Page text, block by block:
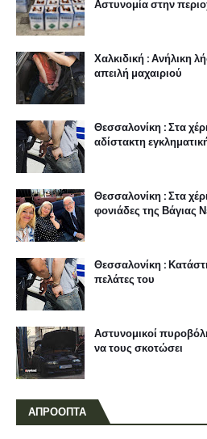
Αστυνομία στην
Χαλκιδική : Ανήλικη
απειλή μαχαιριού
Θεσσαλονίκη : Στα
αδίστακτη
Θεσσαλονίκη : Στα
φονιάδες της Βάγιας
Θεσσαλονίκη :
πελάτες του
Αστυνομικοί
να τους σκοτώσει
ΑΠΡΟΟΠΤΑ